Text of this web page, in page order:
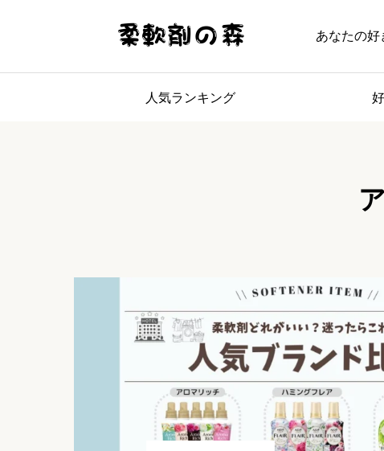
あなたの好
人気ランキング